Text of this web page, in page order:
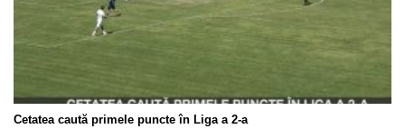
Cetatea caută primele puncte în Liga a 2-a